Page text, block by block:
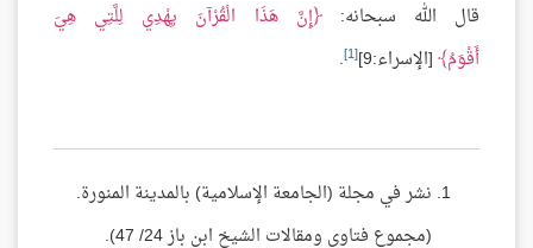
قال الله سبحانه: إِنَّ هَذَا الْقُرْآنَ يِهْدِي لِلَّتِي هِيَ
أَقْوَمُ [الإسراء:9] [1]
.
نشر في مجلة (الجامعة الإسلامية) بالمدينة المنورة.
(مجموع فتاوى ومقالات الشيخ ابن باز 24/ 47).